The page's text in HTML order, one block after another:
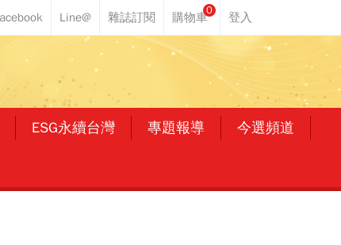
0
ESG永續台灣 專題報導 今選頻道